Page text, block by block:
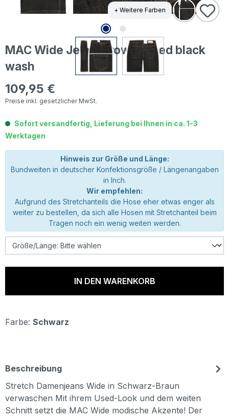
+ Weitere Farben
MAC Wide Jeans brown tinted black
wash
Regulärer Preis:
109,95 €
Preise inkl. gesetzlicher MwSt.
Sofort versandfertig, Lieferung bei Ihnen in ca. 1-3
Werktagen
Hinweis zur Größe und Länge:
Bundweiten in deutscher Konfektionsgröße / Längenangaben
in Inch.
Wir empfehlen:
Aufgrund des Stretchanteils die Hose eher etwas enger als
weiter zu bestellen, da sich alle Hosen mit Stretchanteil beim
Tragen noch ein wenig weiten werden.
IN DEN WARENKORB
Farbe: Schwarz
Beschreibung
Stretch Damenjeans Wide in Schwarz-Braun
verwaschen Mit ihrem Used-Look und dem weiten
Schnitt setzt die MAC Wide modische Akzente! Der